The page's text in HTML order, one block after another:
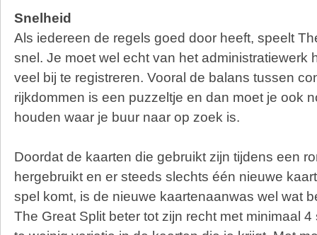
Snelheid
Als iedereen de regels goed door heeft, speelt
snel. Je moet wel echt van het administratiewerk
veel bij te registreren. Vooral de balans tussen
rijkdommen is een puzzeltje en dan moet je ook
houden waar je buur naar op zoek is.
Doordat de kaarten die gebruikt zijn tijdens een
hergebruikt en er steeds slechts één nieuwe
spel komt, is de nieuwe kaartenaanwas wel wat
The Great Split beter tot zijn recht met minimaal